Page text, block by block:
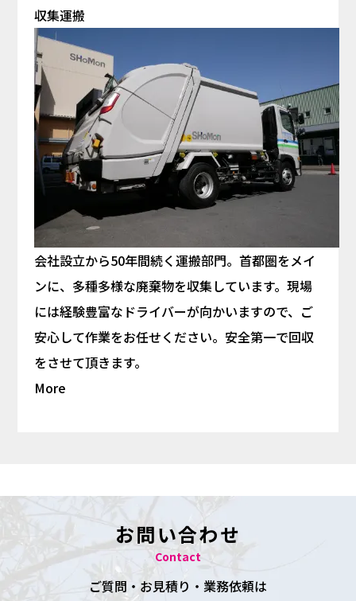
収集運搬
会社設立から50年間続く運搬部門。首都圏をメイ
ンに、多種多様な廃棄物を収集しています。現場
には経験豊富なドライバーが向かいますので、ご
安心して作業をお任せください。安全第一で回収
をさせて頂きます。
More
お問い合わせ
Contact
ご質問・お見積り・業務依頼は